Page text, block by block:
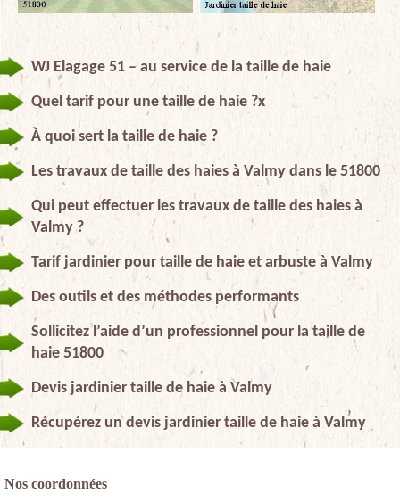
WJ Elagage 51 – au service de la taille de haie
Quel tarif pour une taille de haie ?x
À quoi sert la taille de haie ?
Les travaux de taille des haies à Valmy dans le 51800
Qui peut effectuer les travaux de taille des haies à
Valmy ?
Tarif jardinier pour taille de haie et arbuste à Valmy
Des outils et des méthodes performants
Sollicitez l’aide d’un professionnel pour la taille de
haie 51800
Devis jardinier taille de haie à Valmy
Récupérez un devis jardinier taille de haie à Valmy
Nos coordonnées